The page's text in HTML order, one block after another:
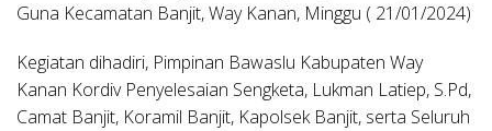
Guna Kecamatan Banjit, Way Kanan, Minggu ( 21/01/2024)
Kegiatan dihadiri, Pimpinan Bawaslu Kabupaten Way
Kanan Kordiv Penyelesaian Sengketa, Lukman Latiep, S.Pd,
Camat Banjit, Koramil Banjit, Kapolsek Banjit, serta Seluruh